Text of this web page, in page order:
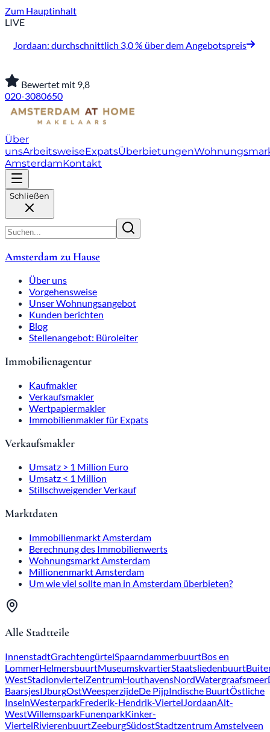
Zum Hauptinhalt
LIVE
Jordaan: durchschnittlich 3,0 % über dem Angebotspreis
Bewertet mit 9,8
020-3080650
Über
unsArbeitsweiseExpatsÜberbietungen
AmsterdamKontakt
Schließen
Amsterdam zu Hause
Über uns
Vorgehensweise
Unser Wohnungsangebot
Kunden berichten
Blog
Stellenangebot: Büroleiter
Immobilienagentur
Kaufmakler
Verkaufsmakler
Wertpapiermakler
Immobilienmakler für Expats
Verkaufsmakler
Umsatz > 1 Million Euro
Umsatz < 1 Million
Stillschweigender Verkauf
Marktdaten
Immobilienmarkt Amsterdam
Berechnung des Immobilienwerts
Wohnungsmarkt Amsterdam
Millionenmarkt Amsterdam
Um wie viel sollte man in Amsterdam überbieten?
Alle Stadtteile
InnenstadtGrachtengürtelSpaarndammerbuurtBos en
LommerHelmersbuurtMuseumskvartierStaatsliedenbuurt
WestStadionviertelZentrumHouthavensNordWatergraafsmeer
BaarsjesIJburgOstWeesperzijdeDe PijpIndische BuurtÖstliche
InselnWesterparkFrederik-Hendrik-ViertelJordaanAlt-
WestWillemsparkFunenparkKinker-
ViertelRivierenbuurtZeeburgSüdostStadtzentrum Amstelveen